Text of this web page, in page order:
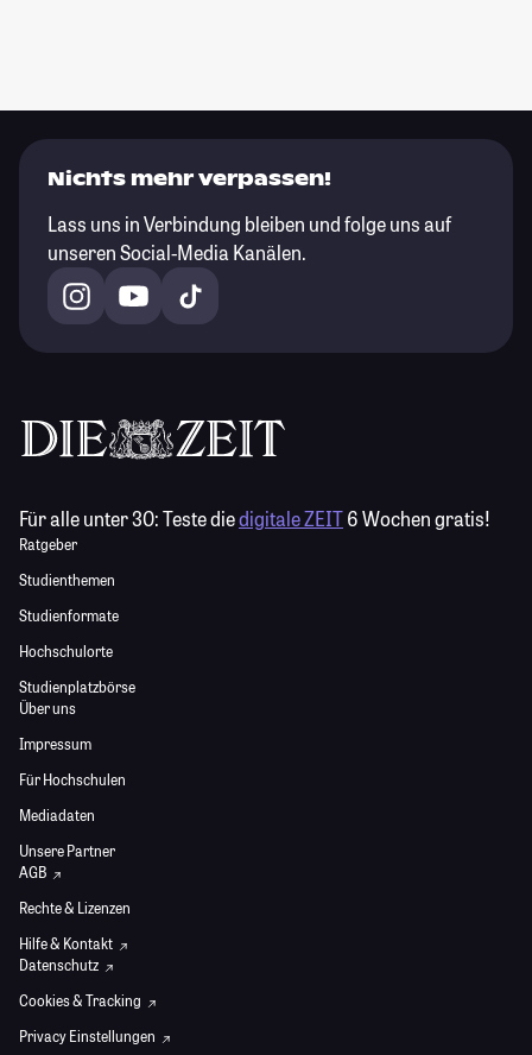
Nichts mehr verpassen!
Lass uns in Verbindung bleiben und folge uns auf
unseren Social-Media Kanälen.
Für alle unter 30:Teste diedigitale ZEIT6 Wochen gratis!
Ratgeber
Studienthemen
Studienformate
Hochschulorte
Studienplatzbörse
Über uns
Impressum
Für Hochschulen
Mediadaten
Unsere Partner
AGB
Rechte & Lizenzen
Hilfe & Kontakt
Datenschutz
Cookies & Tracking
Privacy Einstellungen